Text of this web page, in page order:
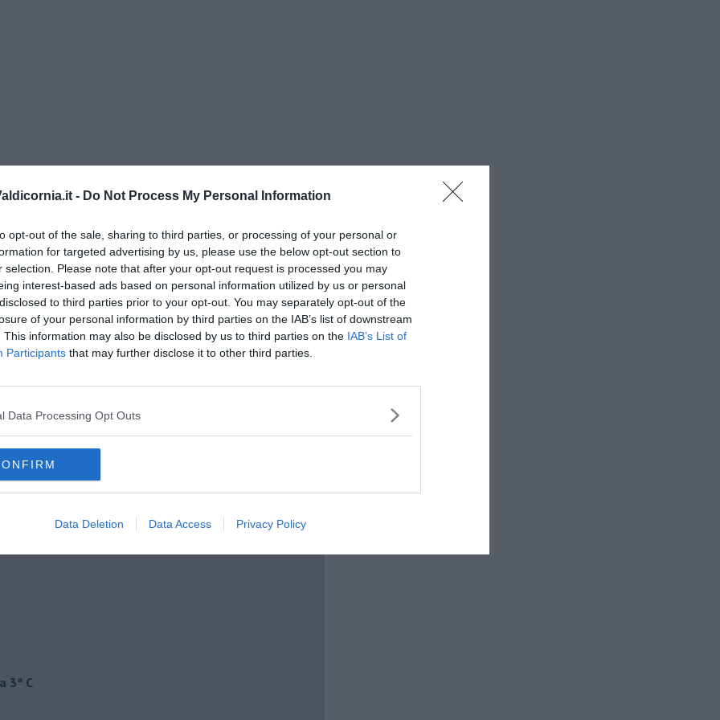
- Do Not Process My Personal Information
opt-out of the sale, sharing to third parties, or processing of your personal or
for targeted advertising by us, please use the below opt-out section to
selection. Please note that after your opt-out request is processed you may
interest-based ads based on personal information utilized by us or personal
to third parties prior to your opt-out. You may separately opt-out of the
of your personal information by third parties on the IAB’s list of downstream
This information may also be disclosed by us to third parties on the IAB’s List of
Participants that may further disclose it to other third parties.
Data Processing Opt Outs
Data Deletion Data Access Privacy Policy
di Marco Celati
3ª C